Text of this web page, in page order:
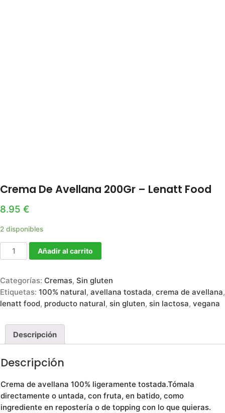
Crema De Avellana 200Gr – Lenatt Food
8.95 €
2 disponibles
Añadir al carrito
Categorías: Cremas, Sin gluten
Etiquetas: 100% natural, avellana tostada, crema de avellana,
lenatt food, producto natural, sin gluten, sin lactosa, vegana
Descripción
Descripción
Crema de avellana 100% ligeramente tostada.Tómala
directamente o untada, con fruta, en batido, como
ingrediente en repostería o de topping con lo que quieras.